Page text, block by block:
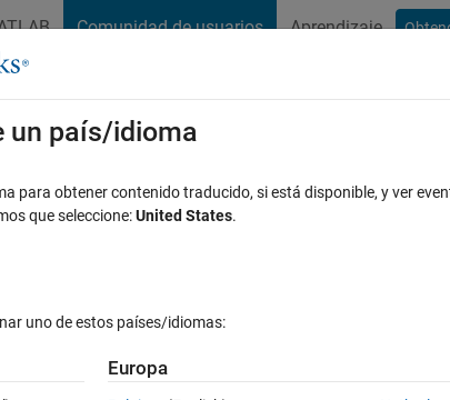
Comunidad de usuarios Aprendizaje
Cody
Examinar
れた建物データの可​視化の方法
un país/idioma
para obtener contenido traducido, si está disponible, y ver
que seleccione:United States.
uno de estos países/idiomas:
Europa